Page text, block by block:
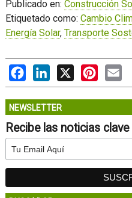
Publicado en: Construcción
Etiquetado como: Cambio
Energía Solar, Transporte
FacebookLinkedIn
X Pinterest
NEWSLETTER
Recibe las noticias